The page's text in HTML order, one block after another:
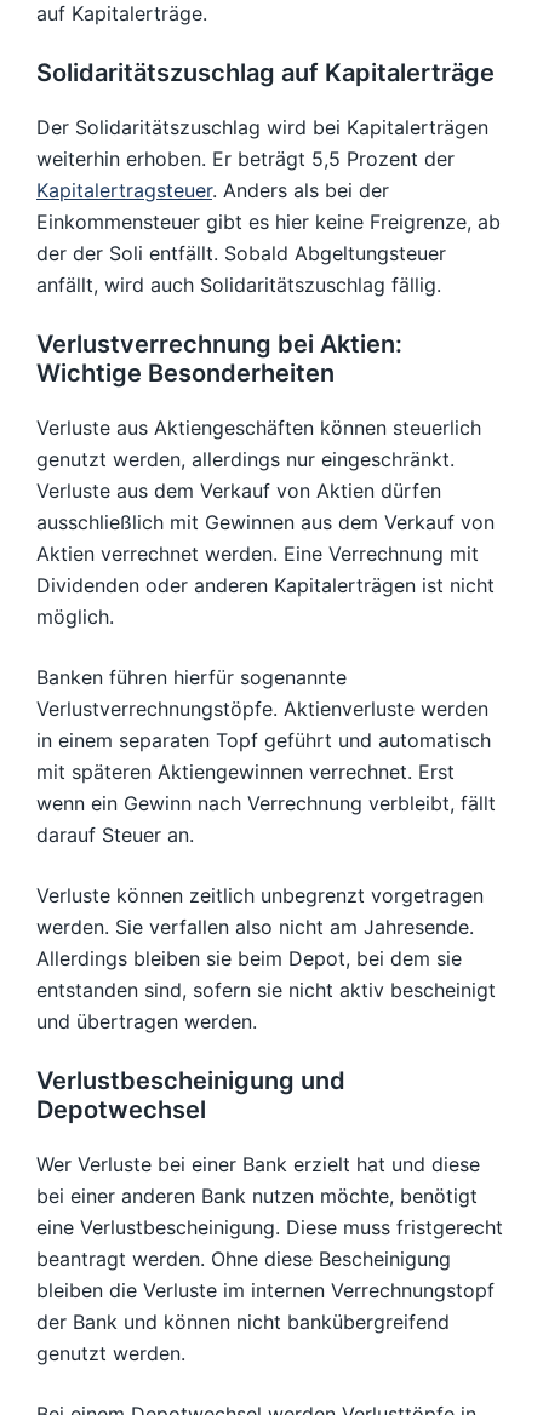
auf Kapitalerträge.
Solidaritätszuschlag auf Kapitalerträge
Der Solidaritätszuschlag wird bei Kapitalerträgen
weiterhin erhoben. Er beträgt 5,5 Prozent der
Kapitalertragsteuer. Anders als bei der
Einkommensteuer gibt es hier keine Freigrenze, ab
der der Soli entfällt. Sobald Abgeltungsteuer
anfällt, wird auch Solidaritätszuschlag fällig.
Verlustverrechnung bei Aktien:
Wichtige Besonderheiten
Verluste aus Aktiengeschäften können steuerlich
genutzt werden, allerdings nur eingeschränkt.
Verluste aus dem Verkauf von Aktien dürfen
ausschließlich mit Gewinnen aus dem Verkauf von
Aktien verrechnet werden. Eine Verrechnung mit
Dividenden oder anderen Kapitalerträgen ist nicht
möglich.
Banken führen hierfür sogenannte
Verlustverrechnungstöpfe. Aktienverluste werden
in einem separaten Topf geführt und automatisch
mit späteren Aktiengewinnen verrechnet. Erst
wenn ein Gewinn nach Verrechnung verbleibt, fällt
darauf Steuer an.
Verluste können zeitlich unbegrenzt vorgetragen
werden. Sie verfallen also nicht am Jahresende.
Allerdings bleiben sie beim Depot, bei dem sie
entstanden sind, sofern sie nicht aktiv bescheinigt
und übertragen werden.
Verlustbescheinigung und
Depotwechsel
Wer Verluste bei einer Bank erzielt hat und diese
bei einer anderen Bank nutzen möchte, benötigt
eine Verlustbescheinigung. Diese muss fristgerecht
beantragt werden. Ohne diese Bescheinigung
bleiben die Verluste im internen Verrechnungstopf
der Bank und können nicht bankübergreifend
genutzt werden.